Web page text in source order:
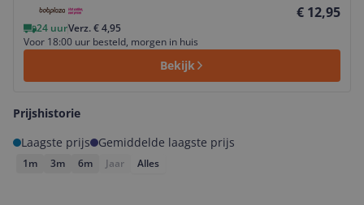
€ 12,95
24 uurVerz. € 4,95
Voor 18:00 uur besteld, morgen in huis
Bekijk
Prijshistorie
Laagste prijs
Gemiddelde laagste prijs
1m 3m 6m Jaar Alles